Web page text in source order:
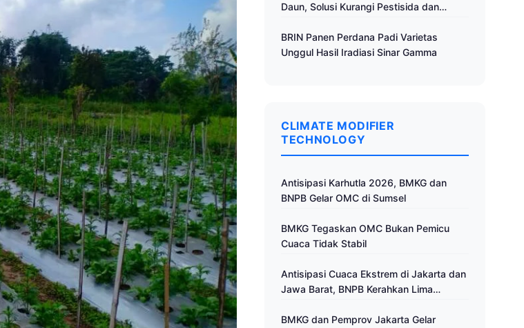
Daun, Solusi Kurangi Pestisida dan
BRIN Panen Perdana Padi Varietas
Unggul Hasil Iradiasi Sinar Gamma
CLIMATE MODIFIER
TECHNOLOGY
Antisipasi Karhutla 2026, BMKG dan
BNPB Gelar OMC di Sumsel
BMKG Tegaskan OMC Bukan Pemicu
Cuaca Tidak Stabil
Antisipasi Cuaca Ekstrem di Jakarta dan
Jawa Barat, BNPB Kerahkan Lima
Cuaca
BMKG dan Pemprov Jakarta Gelar